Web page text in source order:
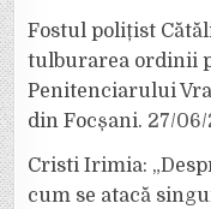
Fostul polițist
tulburarea ordinii
Penitenciarului
din Focșani. 27/
Cristi Irimia:
cum se atacă